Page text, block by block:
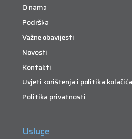
O nama
Podrška
Važne obavijesti
Novosti
Kontakti
Uvjeti korištenja i politika kolačića
Politika privatnosti
Usluge